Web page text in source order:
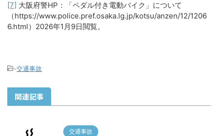
[7] 大阪府警HP：「ペダル付き電動バイク」について
（https://www.police.pref.osaka.lg.jp/kotsu/anzen/12/1206
6.html）2026年1月9日閲覧。
-交通事故
関連記事
交通事故